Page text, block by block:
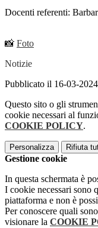
Docenti referenti:
📸 Foto
Notizie
Pubblicato il 16-03-2024
Questo sito o gli
cookie necessari al
COOKIE POLICY.
Personalizza Rifiuta
Gestione cookie
In questa schermata è
I cookie necessari sono
piattaforma e non è
Per conoscere quali
visionare la COOKIE